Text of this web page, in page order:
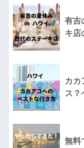
有吉
キ店
カカ
ス？
無料